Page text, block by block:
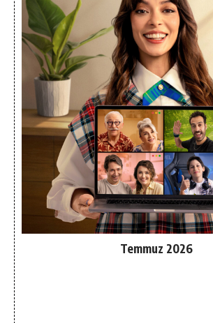
Temmuz 2026